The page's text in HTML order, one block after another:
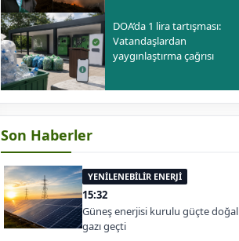
DOA’da 1 lira tartışması:
Vatandaşlardan
yaygınlaştırma çağrısı
Son Haberler
YENİLENEBİLİR ENERJİ
15:32
Güneş enerjisi kurulu güçte doğal
gazı geçti